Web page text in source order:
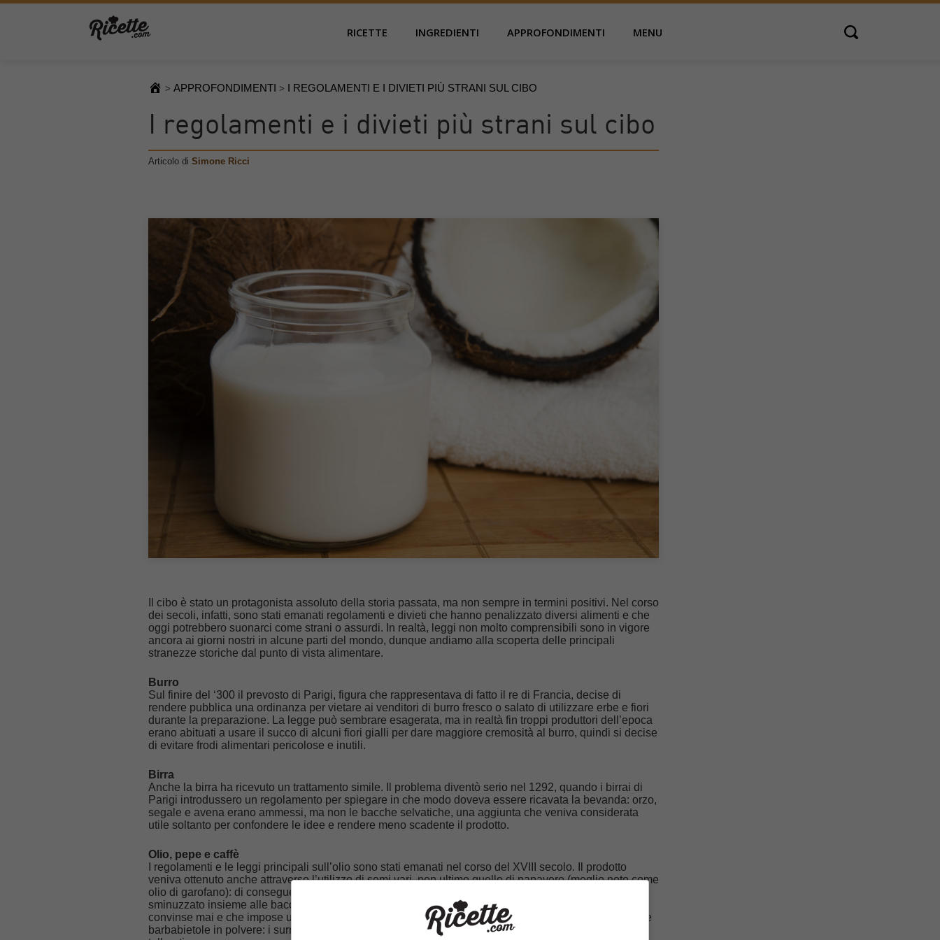
RICETTE INGREDIENTI APPROFONDIMENTI MENU Open search
> APPROFONDIMENTI > I REGOLAMENTI E I DIVIETI PIÙ STRANI SUL CIBO
I regolamenti e i divieti più strani sul cibo
Articolo di Simone Ricci
Il cibo è stato un protagonista assoluto della storia passata, ma non sempre in termini positivi. Nel corso
dei secoli, infatti, sono stati emanati regolamenti e divieti che hanno penalizzato diversi alimenti e che
oggi potrebbero suonarci come strani o assurdi. In realtà, leggi non molto comprensibili sono in vigore
ancora ai giorni nostri in alcune parti del mondo, dunque andiamo alla scoperta delle principali
stranezze storiche dal punto di vista alimentare.
Burro
Sul finire del ‘300 il prevosto di Parigi, figura che rappresentava di fatto il re di Francia, decise di
rendere pubblica una ordinanza per vietare ai venditori di burro fresco o salato di utilizzare erbe e fiori
durante la preparazione. La legge può sembrare esagerata, ma in realtà fin troppi produttori dell’epoca
erano abituati a usare il succo di alcuni fiori gialli per dare maggiore cremosità al burro, quindi si decise
di evitare frodi alimentari pericolose e inutili.
Birra
Anche la birra ha ricevuto un trattamento simile. Il problema diventò serio nel 1292, quando i birrai di
Parigi introdussero un regolamento per spiegare in che modo doveva essere ricavata la bevanda: orzo,
segale e avena erano ammessi, ma non le bacche selvatiche, una aggiunta che veniva considerata
utile soltanto per confondere le idee e rendere meno scadente il prodotto.
Olio, pepe e caffè
I regolamenti e le leggi principali sull’olio sono stati emanati nel corso del XVIII secolo. Il prodotto
veniva ottenuto anche attraverso l’utilizzo di semi vari, non ultimo quello di papavero (meglio noto come
olio di garofano): di conseguenza questi oli per allungare vennero proibiti. Il pepe, invece, veniva
sminuzzato insieme alle bacche di ginepro, alla senape e alla farina di piselli, un miscuglio che non
convinse mai e che impose un divieto di produzione. Non era raro mescolare il caffè con la cicoria o le
barbabietole in polvere: i surrogati sono oggi una realtà, ma nei secoli scorsi non potevano essere